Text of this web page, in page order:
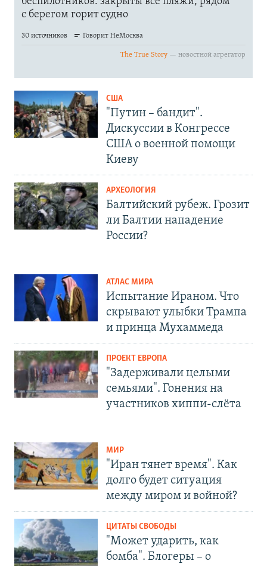
США
"Путин – бандит".
Дискуссии в Конгрессе
США о военной помощи
Киеву
АРХЕОЛОГИЯ
Балтийский рубеж. Грозит
ли Балтии нападение
России?
АТЛАС МИРА
Испытание Ираном. Что
скрывают улыбки Трампа
и принца Мухаммеда
ПРОЕКТ ЕВРОПА
"Задерживали целыми
семьями". Гонения на
участников хиппи-слёта
МИР
"Иран тянет время". Как
долго будет ситуация
между миром и войной?
ЦИТАТЫ СВОБОДЫ
"Может ударить, как
бомба". Блогеры – о